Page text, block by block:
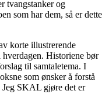
tvangstanker og
som har dem, så er dette
korte illustrerende
Historiene bør
til samtaletema. I
som ønsker å forstå
SKAL gjøre det er